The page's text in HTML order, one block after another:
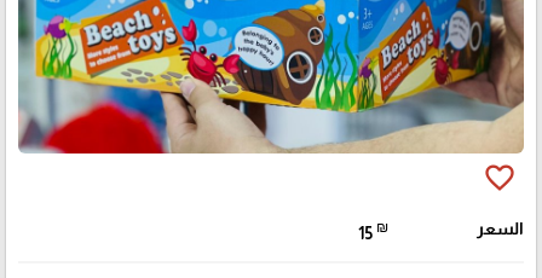
favorite_border
السعر 15 ₪